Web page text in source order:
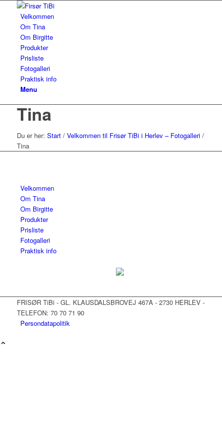
Velkommen
Om Tina
Om Birgitte
Produkter
Prisliste
Fotogalleri
Praktisk info
Menu
Tina
Du er her: Start / Velkommen til Frisør TiBi i Herlev – Fotogalleri /
Tina
Velkommen
Om Tina
Om Birgitte
Produkter
Prisliste
Fotogalleri
Praktisk info
FRISØR TiBi - GL. KLAUSDALSBROVEJ 467A - 2730 HERLEV -
TELEFON: 70 70 71 90
Persondatapolitik